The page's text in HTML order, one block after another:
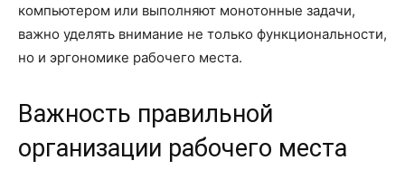
компьютером или выполняют монотонные задачи,
важно уделять внимание не только функциональности,
но и эргономике рабочего места.
Важность правильной
организации рабочего места